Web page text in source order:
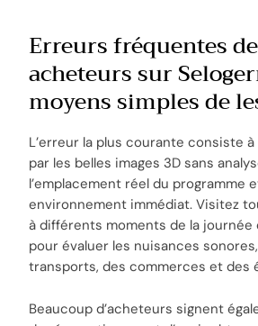
Erreurs fréquentes
acheteurs sur
moyens simples de
L’erreur la plus courante consiste
par les belles images 3D sans
l’emplacement réel du programme
environnement immédiat. Visitez
à différents moments de la journée
pour évaluer les nuisances
transports, des commerces et des
Beaucoup d’acheteurs signent